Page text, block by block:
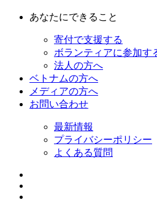
あなたにできること
寄付で支援する
ボランティアに参加す
法人の方へ
ベトナムの方へ
メディアの方へ
お問い合わせ
最新情報
プライバシーポリシー
よくある質問